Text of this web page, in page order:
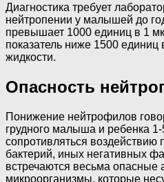
Диагностика требует
нейтропении у малышей до
превышает 1000 единиц в 1
показатель ниже 1500 единиц
жидкости.
Опасность
Понижение нейтрофилов
грудного малыша и ребенка 1-
сопротивляться воздействию
бактерий, иных негативных
встречаются весьма опасные
микроорганизмы, которые